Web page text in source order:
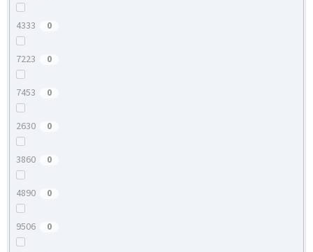
4333 0
7223 0
7453 0
2630 0
3860 0
4890 0
9506 0